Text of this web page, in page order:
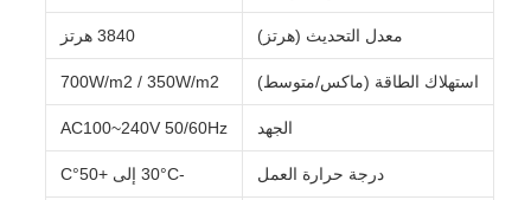
معدل التحديث (هرتز) 3840 هرتز
استهلاك الطاقة (ماكس/متوسط) 700W/m2 / 350W/m2
الجهد AC100~240V 50/60Hz
درجة حرارة العمل -30°C إلى +50°C